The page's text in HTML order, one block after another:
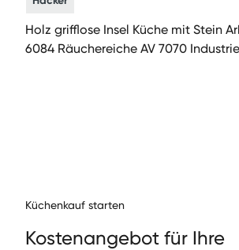
Holz grifflose Insel Küche mit Stein
6084 Räuchereiche AV 7070
Küchenkauf starten
Kos­te­nange­bot für Ihre